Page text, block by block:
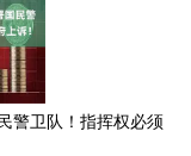
警卫队！指挥权必须